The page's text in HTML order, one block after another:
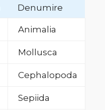
Denumire
Animalia
Mollusca
Cephalopoda
Sepiida